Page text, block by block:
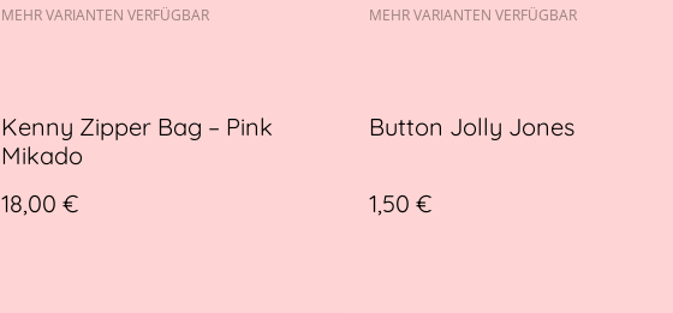
MEHR VARIANTEN VERFÜGBAR MEHR VARIANTEN VERFÜGBAR
Kenny Zipper Bag – Pink
Mikado
18,00 €
Button Jolly Jones
1,50 €